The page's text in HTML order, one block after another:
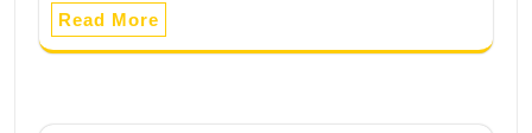
Read More